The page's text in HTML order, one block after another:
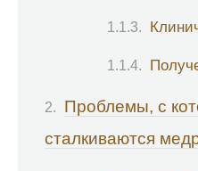
Проблемы, с
сталкиваются